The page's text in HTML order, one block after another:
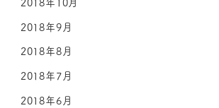
2018年9月
2018年8月
2018年7月
2018年6月